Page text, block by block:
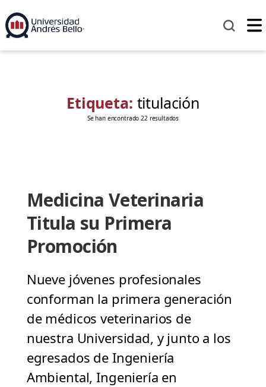
Etiqueta: titulación
Se han encontrado 22 resultados
Medicina Veterinaria
Titula su Primera
Promoción
Nueve jóvenes profesionales
conforman la primera generación
de médicos veterinarios de
nuestra Universidad, y junto a los
egresados de Ingeniería
Ambiental, Ingeniería en